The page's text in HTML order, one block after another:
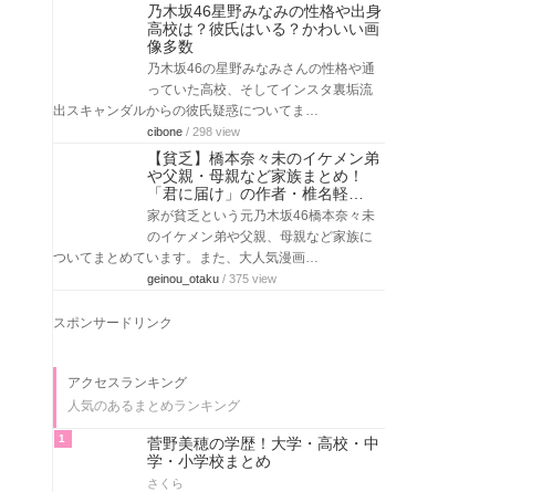
乃木坂46星野みなみの性格や出身
高校は？彼氏はいる？かわいい画
像多数
乃木坂46の星野みなみさんの性格や通
っていた高校、そしてインスタ裏垢流
出スキャンダルからの彼氏疑惑についてま…
cibone / 298 view
【貧乏】橋本奈々未のイケメン弟
や父親・母親など家族まとめ！
「君に届け」の作者・椎名軽…
家が貧乏という元乃木坂46橋本奈々未
のイケメン弟や父親、母親など家族に
ついてまとめています。また、大人気漫画…
geinou_otaku / 375 view
スポンサードリンク
アクセスランキング
人気のあるまとめランキング
1
菅野美穂の学歴！大学・高校・中
学・小学校まとめ
さくら